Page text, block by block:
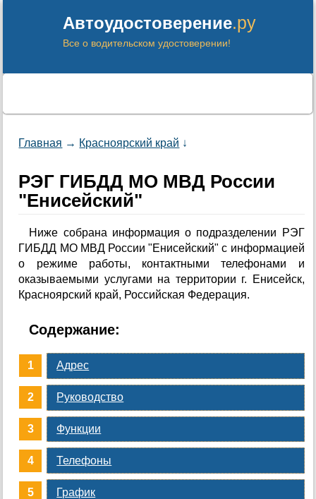
Автоудостоверение.ру
Все о водительском удостоверении!
Главная → Красноярский край ↓
РЭГ ГИБДД МО МВД России
"Енисейский"
Ниже собрана информация о подразделении РЭГ
ГИБДД МО МВД России "Енисейский" с информацией
о режиме работы, контактными телефонами и
оказываемыми услугами на территории г. Енисейск,
Красноярский край, Российская Федерация.
Содержание:
Адрес
Руководство
Функции
Телефоны
График